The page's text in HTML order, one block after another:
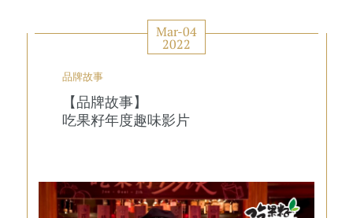
Mar-04
2022
品牌故事
【品牌故事】
吃果籽年度趣味影片